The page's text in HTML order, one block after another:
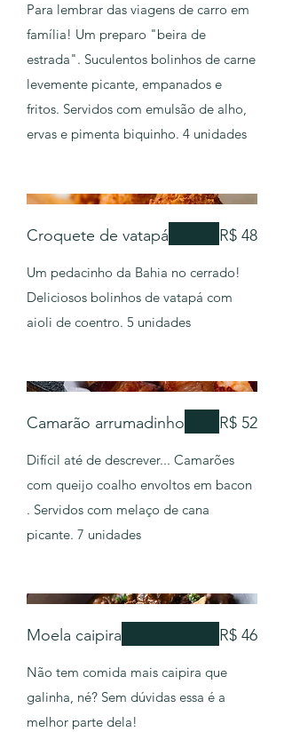
Para lembrar das viagens de carro em
família! Um preparo "beira de
estrada". Suculentos bolinhos de carne
levemente picante, empanados e
fritos. Servidos com emulsão de alho,
ervas e pimenta biquinho. 4 unidades
Croquete de vatapá
Um pedacinho da Bahia no cerrado!
Deliciosos bolinhos de vatapá com
aioli de coentro. 5 unidades
R$ 48
Camarão arrumadinho
Difícil até de descrever... Camarões
com queijo coalho envoltos em bacon
. Servidos com melaço de cana
picante. 7 unidades
R$ 52
Moela caipira
Não tem comida mais caipira que
galinha, né? Sem dúvidas essa é a
melhor parte dela!
R$ 46